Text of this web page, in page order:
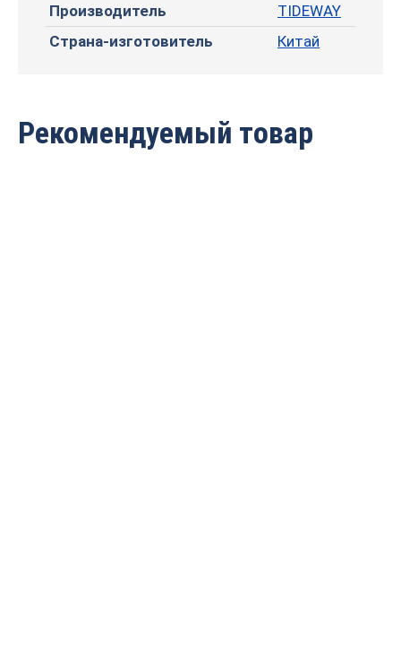
Производитель
TIDEWAY
Страна-изготовитель
Китай
Рекомендуемый товар